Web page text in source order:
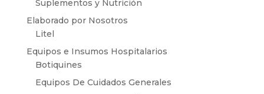
Suplementos y Nutrición
Elaborado por Nosotros
Litel
Equipos e Insumos Hospitalarios
Botiquines
Equipos De Cuidados Generales